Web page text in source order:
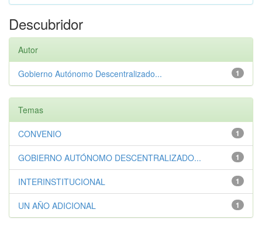
Descubridor
Autor
1
Gobierno Autónomo Descentralizado...
Temas
1
CONVENIO
1
GOBIERNO AUTÓNOMO DESCENTRALIZADO...
1
INTERINSTITUCIONAL
1
UN AÑO ADICIONAL